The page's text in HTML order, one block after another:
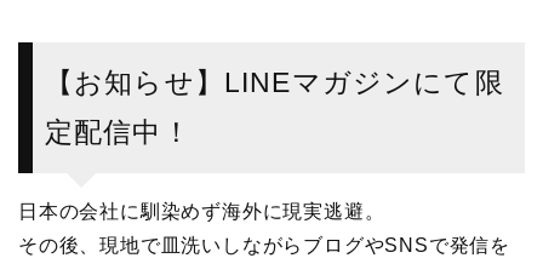
【お知らせ】LINEマガジンにて限
定配信中！
日本の会社に馴染めず海外に現実逃避。
その後、現地で皿洗いしながらブログやSNSで発信を